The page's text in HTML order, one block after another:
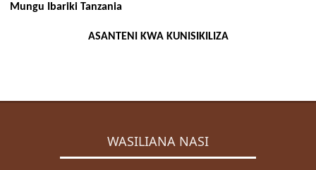
Mungu Ibariki Tanzania
ASANTENI KWA KUNISIKILIZA
WASILIANA NASI